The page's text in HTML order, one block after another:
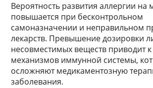
Вероятность развития аллергии на
повышается при бесконтрольном
самоназначении и неправильном
лекарств. Превышение дозировки
несовместимых веществ приводит
механизмов иммунной системы,
осложняют медикаментозную
заболевания.